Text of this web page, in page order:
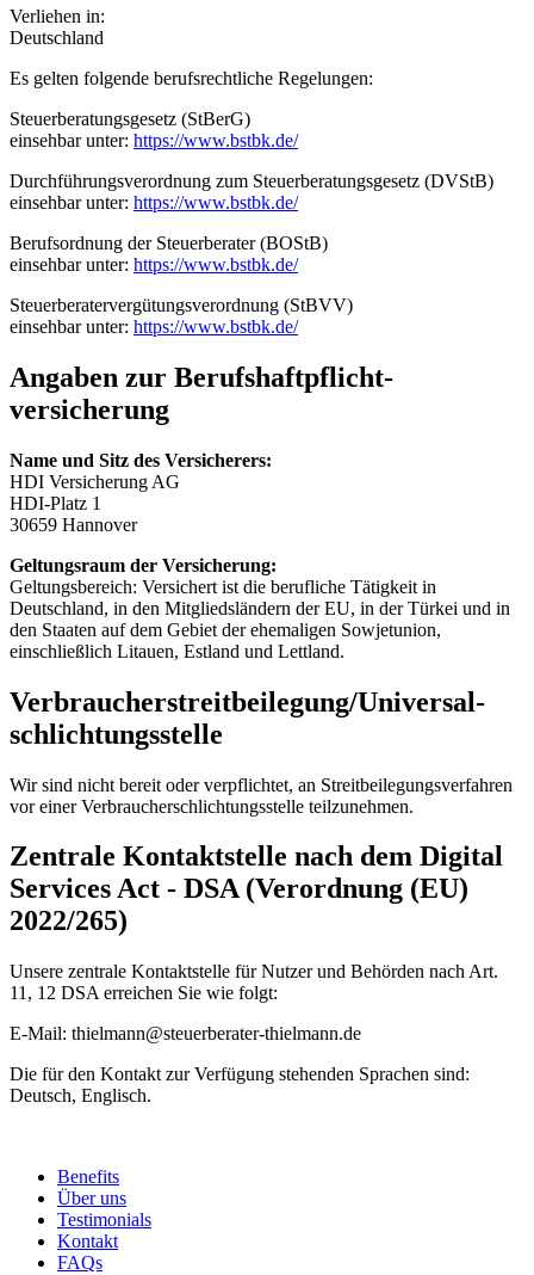
Verliehen in:
Deutschland
Es gelten folgende berufsrechtliche Regelungen:
Steuerberatungsgesetz (StBerG)
einsehbar unter: https://www.bstbk.de/
Durchführungsverordnung zum Steuerbe­ra­tungs­ge­setz (DVStB)
einsehbar unter: https://www.bstbk.de/
Berufsordnung der Steuerberater (BOStB)
einsehbar unter: https://www.bstbk.de/
Steuerberater­ver­gü­tungs­ver­ord­nung (StBVV)
einsehbar unter: https://www.bstbk.de/
Angaben zur Berufs­haftpflicht­
versicherung
Name und Sitz des Versicherers:
HDI Versicherung AG
HDI-Platz 1
30659 Hannover
Geltungsraum der Versicherung:
Geltungsbereich: Versichert ist die berufliche Tätigkeit in
Deutschland, in den Mitgliedsländern der EU, in der Türkei und in
den Staaten auf dem Gebiet der ehemaligen Sowjetunion,
einschließlich Litauen, Estland und Lettland.
Verbraucher­streit­beilegung/Universal­
schlichtungs­stelle
Wir sind nicht bereit oder verpflichtet, an Streitbeilegungsverfahren
vor einer Verbraucherschlichtungsstelle teilzunehmen.
Zentrale Kontaktstelle nach dem Digital
Services Act - DSA (Verordnung (EU)
2022/265)
Unsere zentrale Kontaktstelle für Nutzer und Behörden nach Art.
11, 12 DSA erreichen Sie wie folgt:
E-Mail: thielmann@steuerberater-thielmann.de
Die für den Kontakt zur Verfügung stehenden Sprachen sind:
Deutsch, Englisch.
Benefits
Über uns
Testimonials
Kontakt
FAQs